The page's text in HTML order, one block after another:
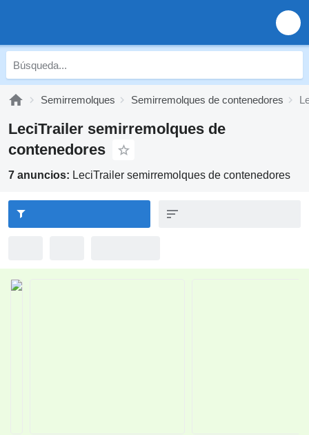
Semirremolques Semirremolques de contenedores
LeciTrailer semirremolques de
contenedores
7 anuncios: LeciTrailer semirremolques de contenedores